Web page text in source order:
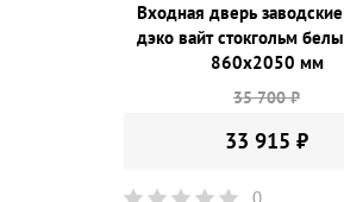
Входная дверь
дэко вайт стокгольм
860х2050 мм
35 700 ₽
33 915 ₽